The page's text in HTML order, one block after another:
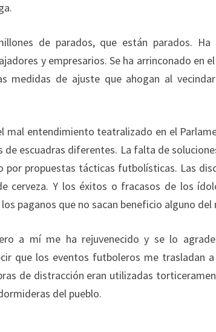
de parados, que están parados. Ha
y empresarios. Se ha arrinconado en
medidas de ajuste que ahogan al
mal entendimiento teatralizado en el
escuadras diferentes. La falta de
por propuestas tácticas futbolísticas. Las
cerveza. Y los éxitos o fracasos de los
paganos que no sacan beneficio alguno del
a mí me ha rejuvenecido y se lo
que los eventos futboleros me trasladan
de distracción eran utilizadas
del pueblo.